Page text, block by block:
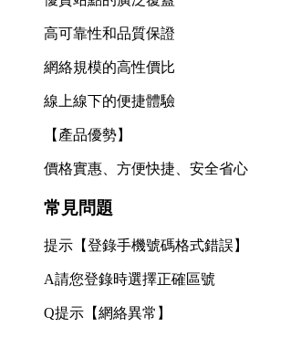
高可靠性和品質保證
網絡規模的高性價比
線上線下的便捷體驗
【產品優勢】
價格實惠、方便快捷、安全省心
常見問題
提示【登錄手機號碼格式錯誤】
A請您登錄時選擇正確區號
Q提示【網絡異常】